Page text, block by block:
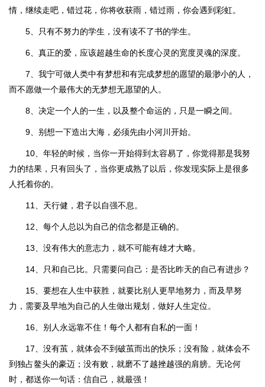
情，继续走吧，错过花，你将收获雨，错过雨，你会遇到彩虹。
5、只有不努力的学生，没有读不了书的学生。
6、真正的爱，应该超越生命的长度心灵的宽度灵魂的深度。
7、我宁可做人类中有梦想和有完成梦想的愿望的最渺小的人，
而不愿做一个最伟大的无梦想无愿望的人。
8、决定一个人的一生，以及整个命运的，只是一瞬之间。
9、别想一下造出大海，必须先由小河川开始。
10、年轻的时候，当你一开始得到太容易了，你觉得那是我努
力的结果，只有回头了，当你更成熟了以后，你发现实际上是很多
人托着你的。
11、天行健，君子以自强不息。
12、每个人总以为自己的信念都是正确的。
13、没有伟大的意志力，就不可能有雄才大略。
14、只和自己比。只需要问自己：是否比昨天的自己有进步？
15、要想在人生中获胜，就要比别人更早地努力，而及早努
力，需要及早地为自己的人生做出规划，做好人生定位。
16、别人永远靠不住！每个人都有自私的一面！
17、没有茧，就体会不到破茧而出的快乐；没有险，就体会不
到独占鳌头的豪迈；没有败，就磨不了越挫越强的肩膀。无论何
时，都送你一句话：信自己，就最强！